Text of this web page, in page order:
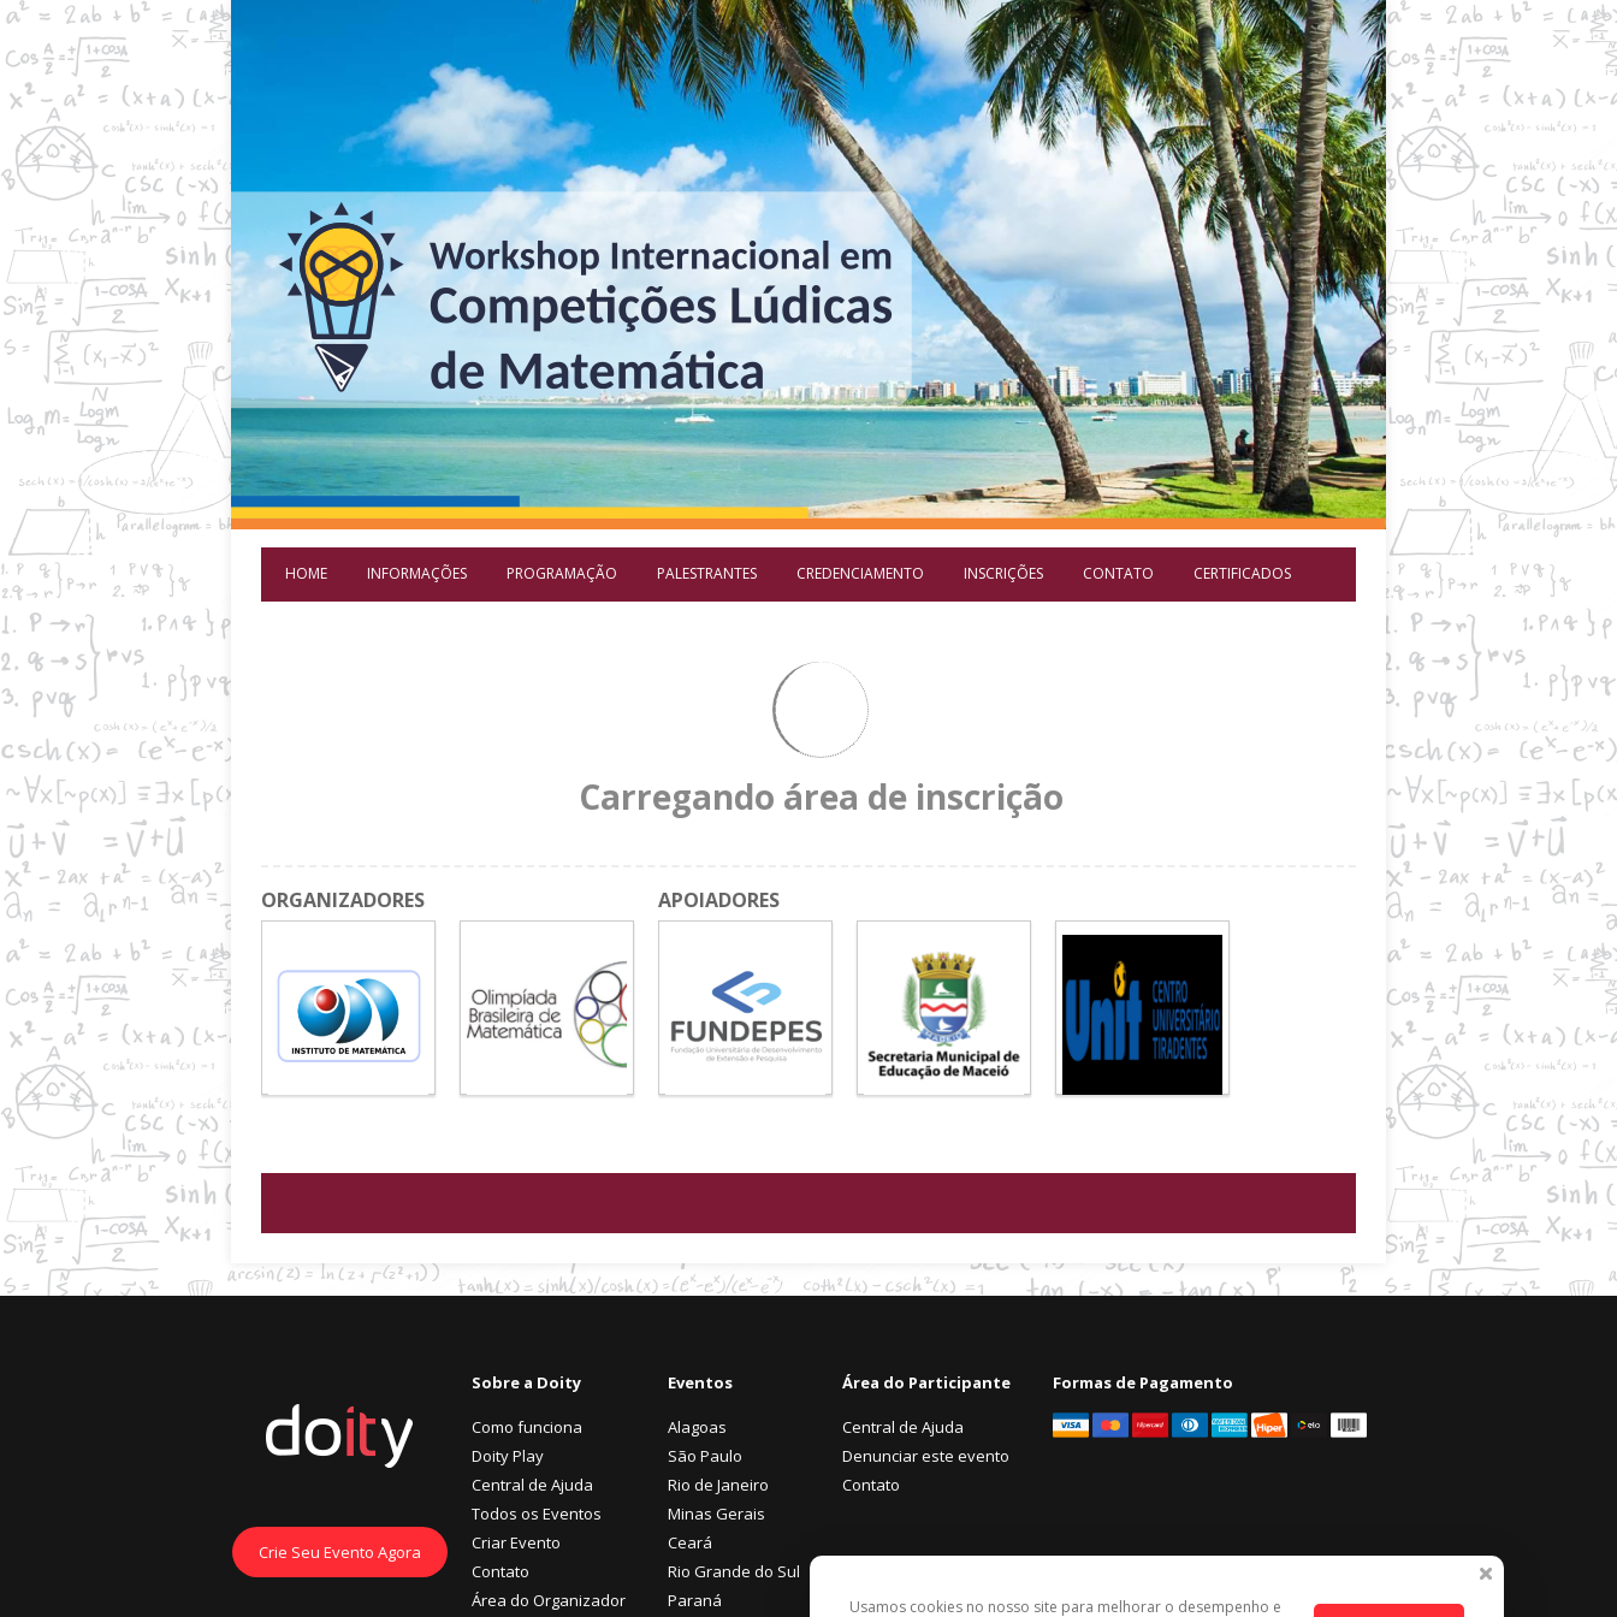
HOME INFORMAÇÕES PROGRAMAÇÃO PALESTRANTES CREDENCIAMENTO INSCRIÇÕES CONTATO CERTIFICADOS
Carregando área de inscrição
ORGANIZADORES APOIADORES
Crie Seu Evento Agora
Sobre a Doity
Como funciona
Doity Play
Central de Ajuda
Todos os Eventos
Criar Evento
Contato
Área do Organizador
Eventos
Alagoas
São Paulo
Rio de Janeiro
Minas Gerais
Ceará
Rio Grande do Sul
Paraná
Área do Participante
Central de Ajuda
Denunciar este evento
Contato
Formas de Pagamento
Usamos cookies no nosso site para melhorar o desempenho e